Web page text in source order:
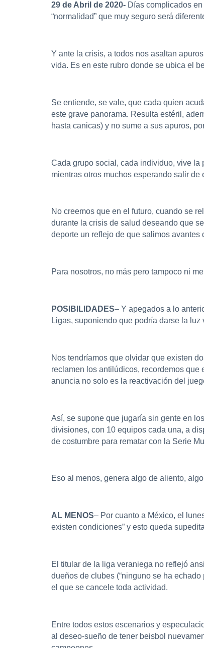
29 de Abril de 2020- Días complicados
“normalidad” que muy seguro será
Y ante la crisis, a todos nos asaltan
vida. Es en este rubro donde se ubica el
Se entiende, se vale, que cada quien
este grave panorama. Resulta estéril,
hasta canicas) y no sume a sus apuros,
Cada grupo social, cada individuo, vive la
mientras otros muchos esperando salir
No creemos que en el futuro, cuando se
durante la crisis de salud deseando que
deporte un reflejo de que salimos avantes
Para nosotros, no más pero tampoco ni
POSIBILIDADES– Y apegados a lo
Ligas, suponiendo que podría darse la
Nos tendríamos que olvidar que existen
reclamen los antilúdicos, recordemos
anuncia no solo es la reactivación del
Así, se supone que jugaría sin gente en
divisiones, con 10 equipos cada una, a
de costumbre para rematar con la Serie
Eso al menos, genera algo de aliento,
AL MENOS– Por cuanto a México, el
existen condiciones” y esto queda
El titular de la liga veraniega no reflejó
dueños de clubes (“ninguno se ha
el que se cancele toda actividad.
Entre todos estos escenarios y
al deseo-sueño de tener beisbol